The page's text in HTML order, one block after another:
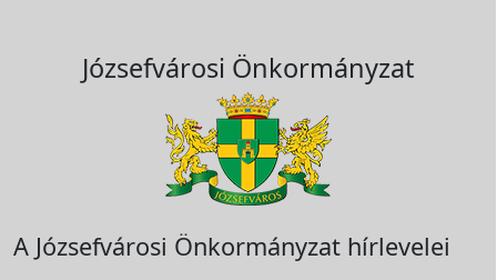
Józsefvárosi Önkormányzat
A Józsefvárosi Önkormányzat hírlevelei